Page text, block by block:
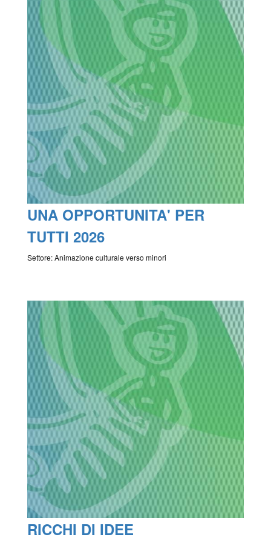
UNA OPPORTUNITA' PER
TUTTI 2026
Settore: Animazione culturale verso minori
RICCHI DI IDEE